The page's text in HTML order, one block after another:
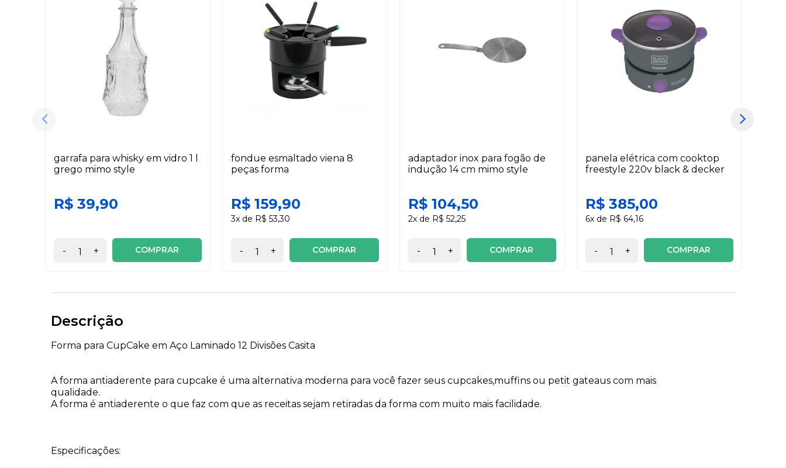
garrafa para whisky em vidro 1 l
grego mimo style
R$ 39,90
- + COMPRAR
fondue esmaltado viena 8
peças forma
R$ 159,90
3x de R$ 53,30
- + COMPRAR
adaptador inox para fogão de
indução 14 cm mimo style
R$ 104,50
2x de R$ 52,25
- + COMPRAR
panela elétrica com cooktop
freestyle 220v black & decker
R$ 385,00
6x de R$ 64,16
- + COMPRAR
Descrição
Forma para CupCake em Aço Laminado 12 Divisões Casita
A forma antiaderente para cupcake é uma alternativa moderna para você fazer seus cupcakes,muffins ou petit gateaus com mais
qualidade.
A forma é antiaderente o que faz com que as receitas sejam retiradas da forma com muito mais facilidade.
Especificações: